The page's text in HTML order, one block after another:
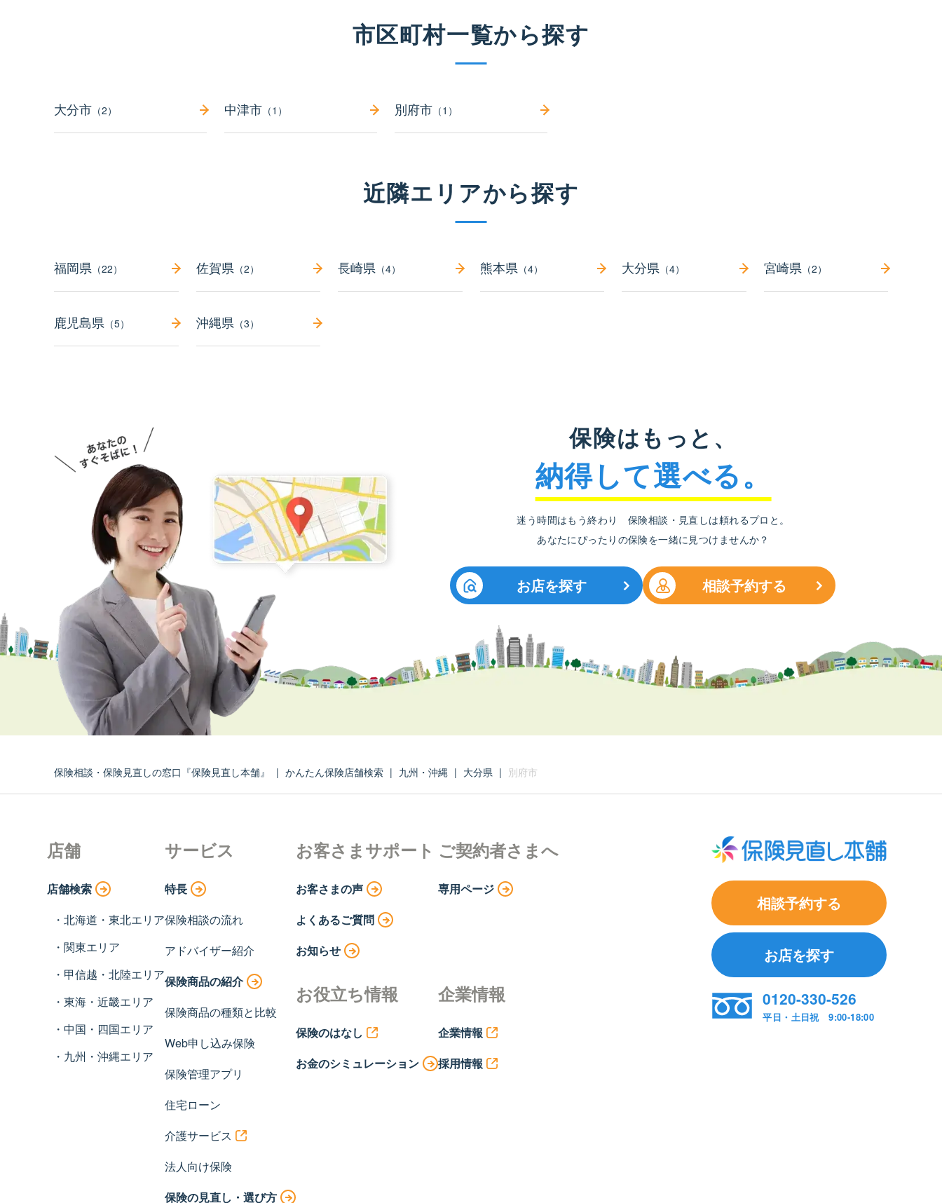
市区町村一覧から探す
大分市 （2） 中津市 （1） 別府市 （1）
近隣エリアから探す
福岡県 （22） 佐賀県（2） 長崎県 （4） 熊本県（4） 大分県 （4） 宮崎県（2）
鹿児島県 （5） 沖縄県（3）
保険はもっと、
納得して選べる。
迷う時間はもう終わり 保険相談・見直しは頼れるプロと。
あなたにぴったりの保険を一緒に見つけませんか？
お店を探す 相談予約する
保険相談・保険見直しの窓口『保険見直し本舗』 | かんたん保険店舗検索 | 九州・沖縄 | 大分県 | 別府市
相談予約する
お店を探す
0120-330-526
平日・土日祝 9:00-18:00
店舗
店舗検索
北海道・東北エリア
関東エリア
甲信越・北陸エリア
東海・近畿エリア
中国・四国エリア
九州・沖縄エリア
サービス
特長
保険相談の流れ
アドバイザー紹介
保険商品の紹介
保険商品の種類と比較
Web申し込み保険
保険管理アプリ
住宅ローン
介護サービス
法人向け保険
保険の見直し・選び方
お客さまサポート
お客さまの声
よくあるご質問
お知らせ
お役立ち情報
保険のはなし
お金のシミュレーション
ご契約者さまへ
専用ページ
企業情報
企業情報
採用情報